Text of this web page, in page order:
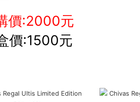
價:2000元
價:1500元